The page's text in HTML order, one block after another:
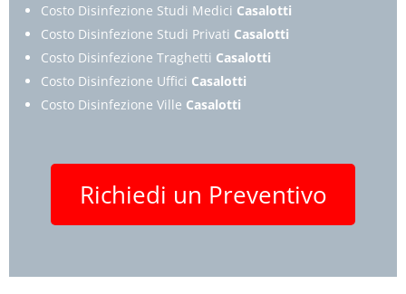
Costo Disinfezione Studi Medici Casalotti
Costo Disinfezione Studi Privati Casalotti
Costo Disinfezione Traghetti Casalotti
Costo Disinfezione Uffici Casalotti
Costo Disinfezione Ville Casalotti
Richiedi un Preventivo